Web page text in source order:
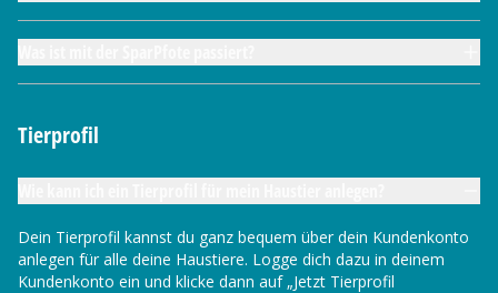
Tierprofil
Dein Tierprofil kannst du ganz bequem über dein Kundenkonto
anlegen für alle deine Haustiere. Logge dich dazu in deinem
Kundenkonto ein und klicke dann auf „Jetzt Tierprofil